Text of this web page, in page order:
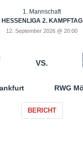
1. Mannschaft
HESSENLIGA 2. KAMPFTAG
12. September 2026 @ 20:00
VS.
BERICHT